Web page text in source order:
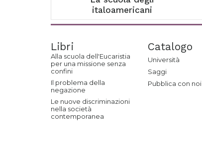
italoamericani
Libri
Alla scuola dell'Eucaristia
per una missione senza
confini
Il problema della
negazione
Le nuove discriminazioni
nella società
contemporanea
Catalogo
Università
Saggi
Pubblica con noi